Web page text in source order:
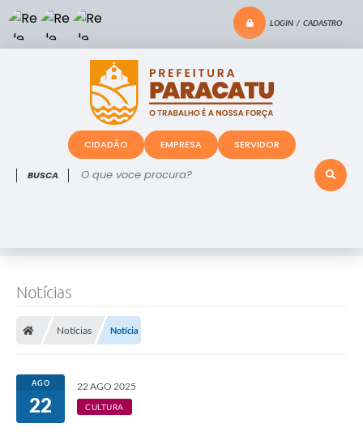
LOGIN / CADASTRO
O que voce procura?
CIDADÃO EMPRESA SERVIDOR
Notícias
Notícias Notícia
AGO
22
22 AGO 2025
CULTURA